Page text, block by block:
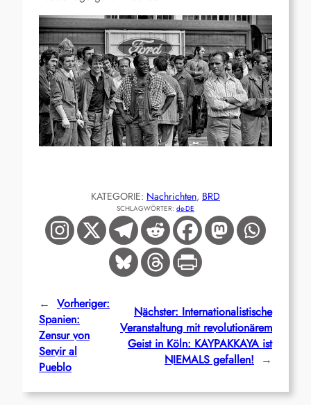
KATEGORIE: Nachrichten, BRD
SCHLAGWÖRTER: de-DE
← Vorheriger:
Spanien:
Zensur von
Servir al
Pueblo
Nächster: Internationalistische
Veranstaltung mit revolutionärem
Geist in Köln: KAYPAKKAYA ist
NIEMALS gefallen!
→